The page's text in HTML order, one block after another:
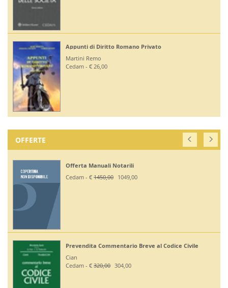
Appunti di Diritto Romano Privato
Martini Remo
Cedam - € 26,00
OFFERTE
Offerta Manuali Notarili
Cedam - € 1450,00 1049,00
Prevendita Commentario Breve al Codice Civile
Cian
Cedam - € 320,00 304,00